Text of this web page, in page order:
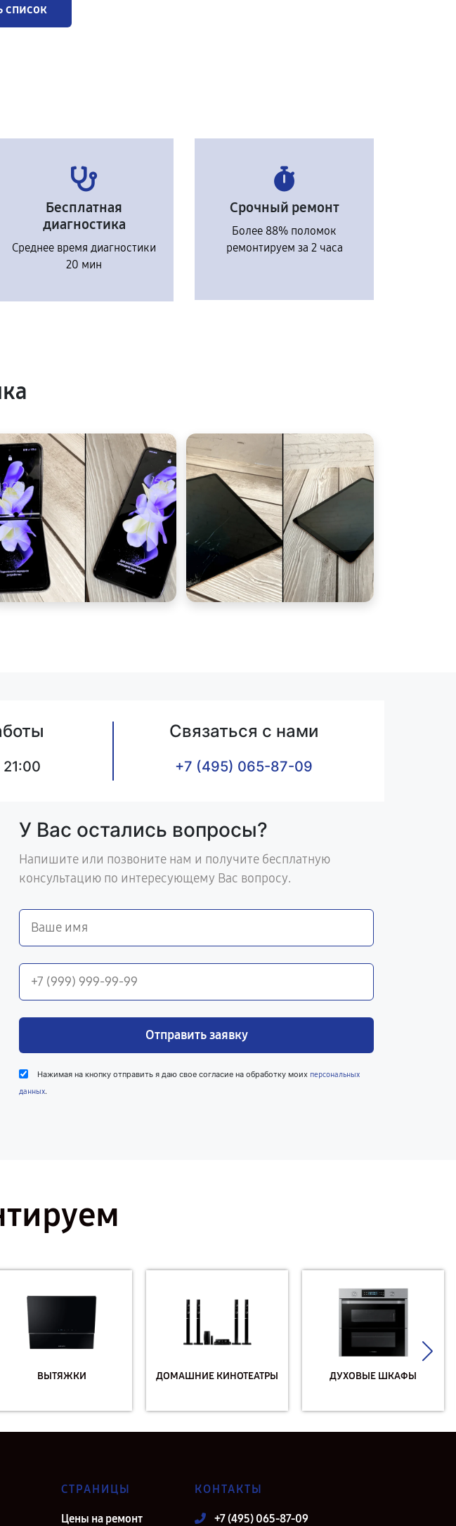
список
Бесплатная
диагностика
Среднее время диагностики
20 мин
Срочный ремонт
Более 88% поломок
ремонтируем за 2 часа
Связаться с нами
+7 (495) 065-87-09
У Вас остались вопросы?
Напишите или позвоните нам и получите бесплатную
консультацию по интересующему Вас вопросу.
Отправить заявку
Нажимая на кнопку отправить я даю свое согласие на обработку моих персональных
данных.
ВЫТЯЖКИ ДОМАШНИЕ КИНОТЕАТРЫ ДУХОВЫЕ ШКАФЫ
СТРАНИЦЫ
Цены на ремонт
КОНТАКТЫ
+7 (495) 065-87-09